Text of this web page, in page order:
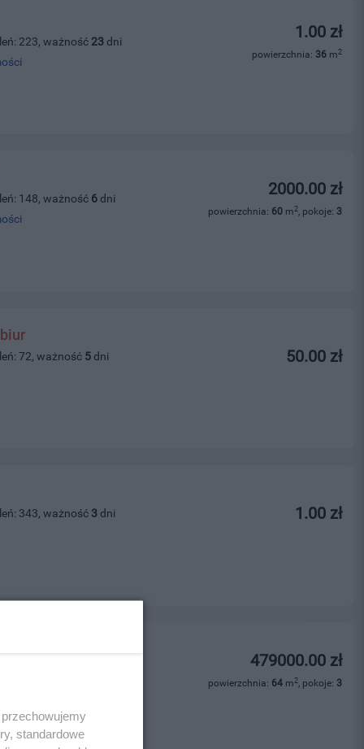
1.00 zł
powierzchnia: 36 m2
223, ważność 23 dni
2000.00 zł
powierzchnia: 60 m2, pokoje: 3
148, ważność 6 dni
50.00 zł
72, ważność 5 dni
1.00 zł
343, ważność 3 dni
479000.00 zł
powierzchnia: 64 m2, pokoje: 3
standardowe